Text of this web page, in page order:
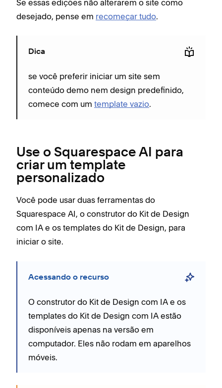
Se essas edições não alterarem o site como
desejado, pense em recomeçar tudo.
Dica
se você preferir iniciar um site sem
conteúdo demo nem design predefinido,
comece com um template vazio.
Use o Squarespace AI para
criar um template
personalizado
Você pode usar duas ferramentas do
Squarespace AI, o construtor do Kit de Design
com IA e os templates do Kit de Design, para
iniciar o site.
Acessando o recurso
O construtor do Kit de Design com IA e os
templates do Kit de Design com IA estão
disponíveis apenas na versão em
computador. Eles não rodam em aparelhos
móveis.